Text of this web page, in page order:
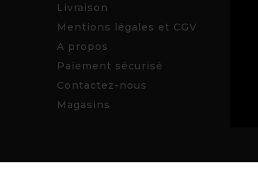
Livraison
Mentions légales et CGV
A propos
Paiement sécurisé
Contactez-nous
Magasins